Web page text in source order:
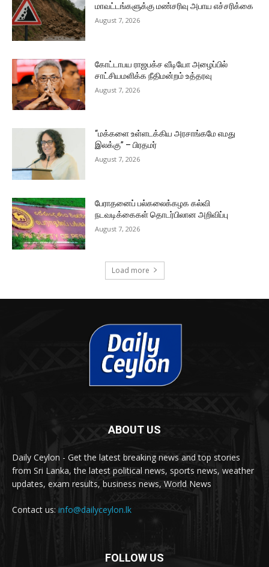
மாவட்டங்களுக்கு மண்சரிவு அபாய எச்சரிக்கை
August 7, 2026
கோட்டாபய ராஜபக்ச வீடியோ அழைப்பில்
சாட்சியமளிக்க நீதிமன்றம் உத்தரவு
August 7, 2026
“மக்களை உள்ளடக்கிய அரசாங்கமே எமது
இலக்கு” – பிரதமர்
August 7, 2026
பேராதனைப் பல்கலைக்கழக கல்வி
நடவடிக்கைகள் தொடர்பிலான அறிவிப்பு
August 7, 2026
Load more
ABOUT US
Daily Ceylon - Get the latest breaking news and top stories
from Sri Lanka, the latest political news, sports news, weather
updates, exam results, business news, World News
Contact us: info@dailyceylon.lk
FOLLOW US